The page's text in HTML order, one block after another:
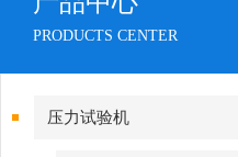
PRODUCTS CENTER
压力试验机